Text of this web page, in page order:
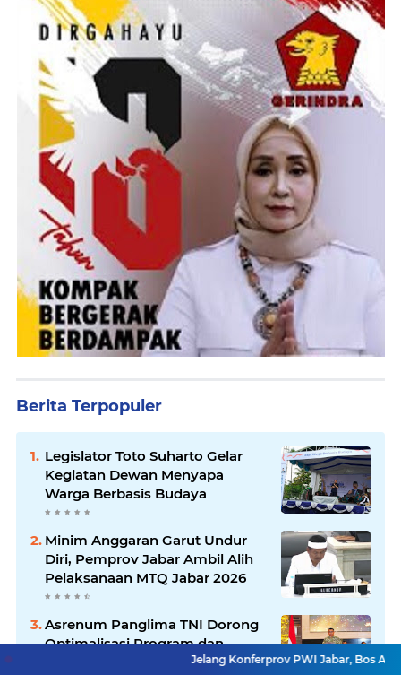
Berita Terpopuler
Legislator Toto Suharto Gelar
Kegiatan Dewan Menyapa
Warga Berbasis Budaya
Minim Anggaran Garut Undur
Diri, Pemprov Jabar Ambil Alih
Pelaksanaan MTQ Jabar 2026
Asrenum Panglima TNI Dorong
Optimalisasi Program dan
Anggaran Satker Melalui
Jelang Konferprov PWI Jabar, Bos Ayo Media